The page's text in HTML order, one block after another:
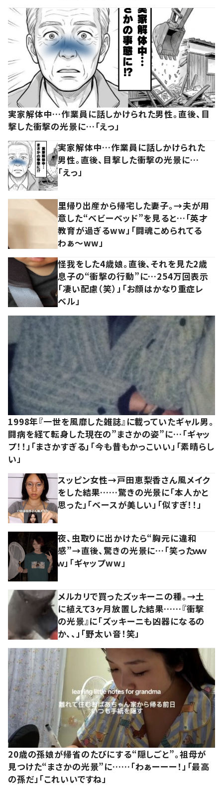
実家解体中…作業員に話しかけられた男性。直後、目
撃した衝撃の光景に…「えっ」
実家解体中…作業員に話しかけられた
男性。直後、目撃した衝撃の光景に…
「えっ」
里帰り出産から帰宅した妻子。→夫が用
意した“ベビーベッド”を見ると…「英才
教育が過ぎるww」「闘魂こめられてる
わぁ～ww」
怪我をした4歳娘。直後、それを見た2歳
息子の“衝撃の行動”に…254万回表示
「凄い配慮（笑）」「お顔はかなり重症レ
ベル」
1998年『一世を風靡した雑誌』に載っていたギャル男。
闘病を経て転身した現在の”まさかの姿”に…「ギャッ
プ！！」「まさかすぎる」「今も昔もかっこいい」「素晴らし
い」
スッピン女性→戸田恵梨香さん風メイク
をした結果……驚きの光景に「本人かと
思った」「ベースが美しい」「似すぎ！！」
夜、虫取りに出かけたら“胸元に違和
感”→直後、驚きの光景に…「笑ったｗｗ
ｗ」「ギャップww」
メルカリで買ったズッキーニの種。→土
に植えて3ヶ月放置した結果……『衝撃
の光景』に「ズッキーニも凶器になるの
か、、」「野太い音！笑」
20歳の孫娘が帰省のたびにする“隠しごと”。祖母が
見つけた“まさかの光景”に……「わぁーーー！」「最高
の孫だ」「これいいですね」